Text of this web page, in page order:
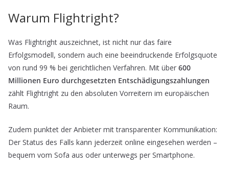
Warum Flightright?
Was Flightright auszeichnet, ist nicht nur das faire
Erfolgsmodell, sondern auch eine beeindruckende Erfolgsquote
von rund 99 % bei gerichtlichen Verfahren. Mit über 600
Millionen Euro durchgesetzten Entschädigungszahlungen
zählt Flightright zu den absoluten Vorreitern im europäischen
Raum.
Zudem punktet der Anbieter mit transparenter Kommunikation:
Der Status des Falls kann jederzeit online eingesehen werden –
bequem vom Sofa aus oder unterwegs per Smartphone.